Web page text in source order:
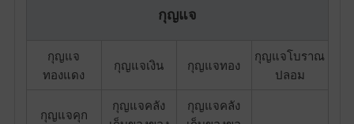
กุญแจ
กุญแจ
ทองแดง
กุญแจเงิน กุญแจทอง
กุญแจโบราณ
ปลอม
กุญแจคุก
กุญแจคลัง
กุญแจคลัง